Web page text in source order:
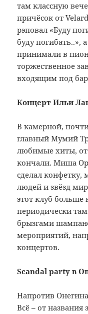
там классную
причёсок от
рэповал «Буду
буду погибать..»,
принимали в
торжественное
входящим под
Концерт Ильи
В камерной,
главный Мумий
любимые хиты, от
кончали. Миша
сделал
людей и звёзд
этот клуб больше
периодически
брызгами
мероприятий,
концертов.
Scandal party в
Напротив
Всё – от названия